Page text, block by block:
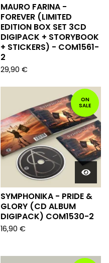
MAURO FARINA -
FOREVER (LIMITED
EDITION BOX SET 3CD
DIGIPACK + STORYBOOK
+ STICKERS) - COM1561-
2
29,90 €
ON
SALE
SYMPHONIKA - PRIDE &
GLORY (CD ALBUM
DIGIPACK) COM1530-2
16,90 €